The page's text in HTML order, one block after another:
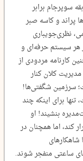
سوپرجام برابر
پراند و کاسه صبر
نظری‌جویباری
هر سیستم حرفه‌ای و
کارنامه مردودی از
کلان کنار
سرزمین شگفتی‌ها!
برای اینکه چند
بنشیند! او
کند، اما همچنان در
شاهکارهای
ساعتی منفجر شوند.